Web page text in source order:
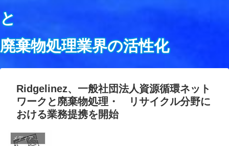
と
廃棄物処理業界の活性化
Ridgelinez、一般社団法人資源循環ネット
ワークと廃棄物処理・ リサイクル分野に
おける業務提携を開始
メディア掲載